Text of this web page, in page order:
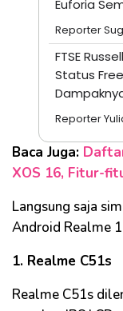
Euforia
Reporter
FTSE
Status
Reporter
Baca Juga:
XOS 16, Fitur-
Langsung saja
Android Realme
1. Realme C51s
Realme C51s